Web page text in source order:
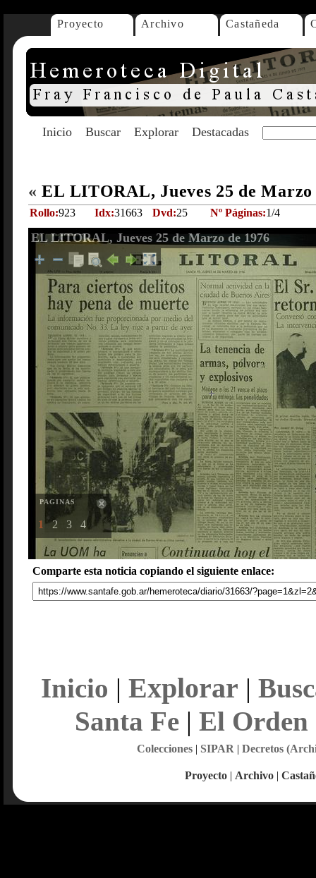
Proyecto Archivo Castañeda
Inicio Buscar Explorar Destacadas
« EL LITORAL, Jueves 25 de
Rollo:923 Idx:31663 Dvd:25 Nº Páginas:1/4
EL LITORAL, Jueves 25 de Marzo de 1976
PAGINAS
1 2 3 4
Comparte esta noticia copiando el siguiente enlace:
Inicio | Explorar |
Santa Fe| El Orden
Colecciones| SIPAR | Decretos
Proyecto | Archivo |